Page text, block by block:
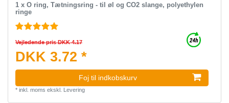
1 x O ring, Tætningsring - til øl og CO2 slange, polyethylen
ringe
Vejledende pris DKK 4.17
DKK 3.72 *
Foj til indkobskurv
* inkl. moms ekskl. Levering